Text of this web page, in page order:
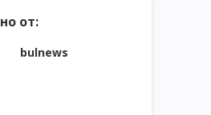
от:
bulnews